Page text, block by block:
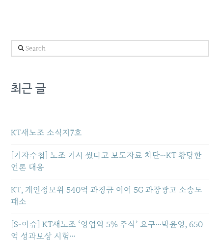
Search
최근 글
KT새노조 소식지7호
[기자수첩] 노조 기사 썼다고 보도자료 차단…KT 황당한
언론 대응
KT, 개인정보위 540억 과징금 이어 5G 과장광고 소송도
패소
[S-이슈] KT새노조 ‘영업익 5% 주식’ 요구…박윤영, 650
억 성과보상 시험…